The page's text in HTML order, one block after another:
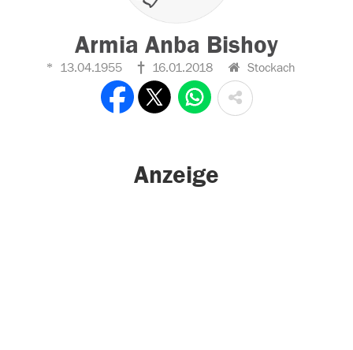
Armia Anba Bishoy
13.04.1955 16.01.2018 Stockach
Anzeige